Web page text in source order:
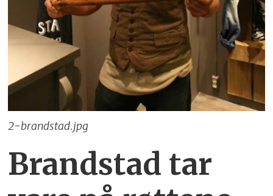
2-brandstad.jpg
Brandstad tar